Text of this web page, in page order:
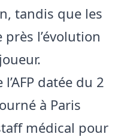
tandis que les
l’évolution
datée du 2
à Paris
médical pour